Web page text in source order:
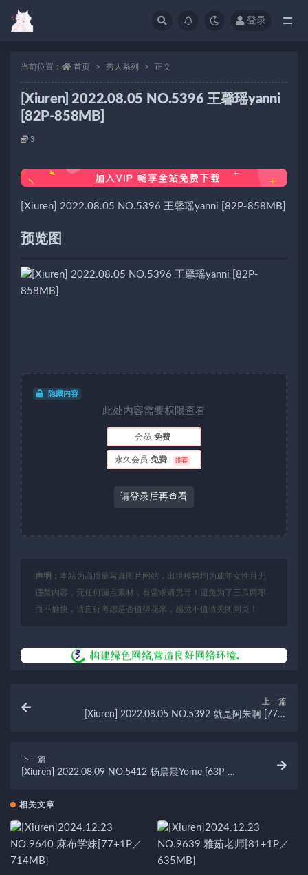
登录
当前位置： 首页 秀人系列 正文
[Xiuren] 2022.08.05 NO.5396 王馨瑶yanni
[82P-858MB]
3
[Xiuren] 2022.08.05 NO.5396 王馨瑶yanni [82P-858MB]
预览图
隐藏内容
此处内容需要权限查看
会员 免费
永久会员 免费 推荐
请登录后再查看
声明： 本站为高质量写真图片网站，出境模特均为成年女性且无
违禁内容，无任何漏点素材，有需求请另寻！避免为了三瓜两枣
而不愉快，请自行考虑是否值得花米，感觉不值请关闭网页！
上一篇
[Xiuren] 2022.08.05 NO.5392 就是阿朱啊 [77P-
下一篇
[Xiuren] 2022.08.09 NO.5412 杨晨晨Yome [63P-
相关文章